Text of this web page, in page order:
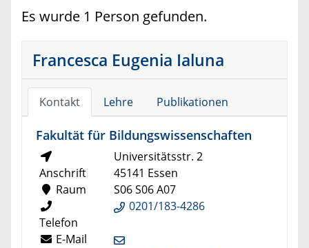
Es wurde 1 Person gefunden.
Francesca Eugenia Ialuna
Kontakt Lehre Publikationen
Fakultät für Bildungswissenschaften
Anschrift
Universitätsstr. 2
45141 Essen
Raum
S06 S06 A07
Telefon
0201/183-4286
E-Mail